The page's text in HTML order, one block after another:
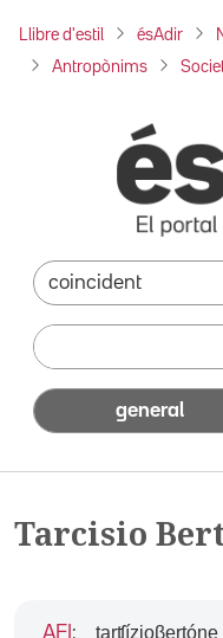
Llibre d'estil ésAdir
Antropònims
general
Tarcisio
AFI : tarʧízjoβertóne